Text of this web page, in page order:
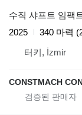
수직 샤프트 임팩
2025
340 마력
터키, İzmir
CONSTMACH